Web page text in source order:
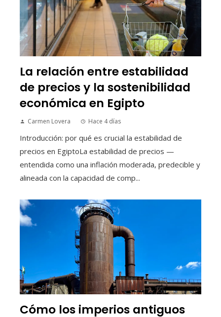
La relación entre estabilidad
de precios y la sostenibilidad
económica en Egipto
Carmen Lovera Hace 4 días
Introducción: por qué es crucial la estabilidad de
precios en EgiptoLa estabilidad de precios —
entendida como una inflación moderada, predecible y
alineada con la capacidad de comp...
Cómo los imperios antiguos